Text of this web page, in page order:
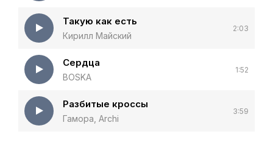
Такую как есть
Кирилл Майский
2:03
Сердца
BOSKA
1:52
Разбитые кроссы
Гамора, Archi
3:59